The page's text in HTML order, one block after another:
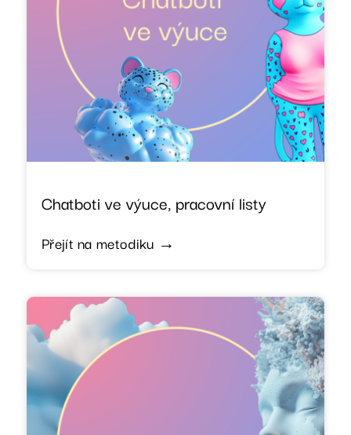
Chatboti ve výuce, pracovní listy
Přejít na metodiku →